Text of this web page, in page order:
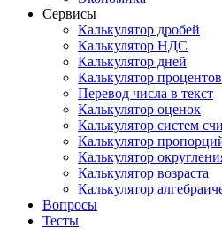
Сервисы
Калькулятор дробей
Калькулятор НДС
Калькулятор дней
Калькулятор процентов
Перевод числа в текст
Калькулятор оценок
Калькулятор систем
Калькулятор
Калькулятор
Калькулятор возраста
Калькулятор
Вопросы
Тесты